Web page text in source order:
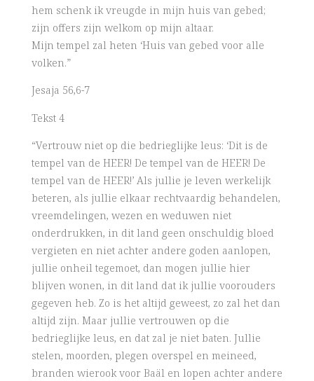
hem schenk ik vreugde in mijn huis van gebed;
zijn offers zijn welkom op mijn altaar.
Mijn tempel zal heten ‘Huis van gebed voor alle
volken.”
Jesaja 56,6-7
Tekst 4
“Vertrouw niet op die bedrieglijke leus: ‘Dit is de
tempel van de HEER! De tempel van de HEER! De
tempel van de HEER!’ Als jullie je leven werkelijk
beteren, als jullie elkaar rechtvaardig behandelen,
vreemdelingen, wezen en weduwen niet
onderdrukken, in dit land geen onschuldig bloed
vergieten en niet achter andere goden aanlopen,
jullie onheil tegemoet, dan mogen jullie hier
blijven wonen, in dit land dat ik jullie voorouders
gegeven heb. Zo is het altijd geweest, zo zal het dan
altijd zijn. Maar jullie vertrouwen op die
bedrieglijke leus, en dat zal je niet baten. Jullie
stelen, moorden, plegen overspel en meineed,
branden wierook voor Baäl en lopen achter andere